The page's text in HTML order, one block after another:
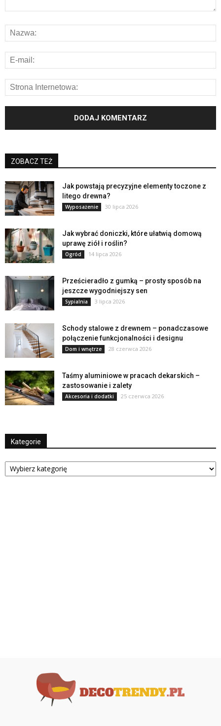
ZOBACZ TEŻ
Jak powstają precyzyjne elementy toczone z
litego drewna?
Wyposażenie 30 lipca 2026
Jak wybrać doniczki, które ułatwią domową
uprawę ziół i roślin?
Ogród 14 lipca 2026
Prześcieradło z gumką – prosty sposób na
jeszcze wygodniejszy sen
Sypialnia 3 lipca 2026
Schody stalowe z drewnem – ponadczasowe
połączenie funkcjonalności i designu
Dom i wnętrze 28 czerwca 2026
Taśmy aluminiowe w pracach dekarskich –
zastosowanie i zalety
Akcesoria i dodatki 25 czerwca 2026
Kategorie
Kategorie